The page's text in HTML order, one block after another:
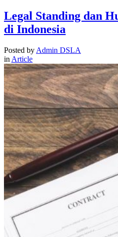
Legal Standing dan
di Indonesia
Posted by Admin DSLA
in Article